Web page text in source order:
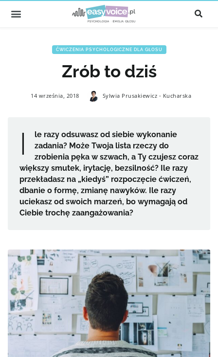
ĆWICZENIA PSYCHOLOGICZNE DLA GŁOSU
Zrób to dziś
14 września, 2018 Sylwia Prusakiewicz - Kucharska
I
le razy odsuwasz od siebie wykonanie
zadania? Może Twoja lista rzeczy do
zrobienia pęka w szwach, a Ty czujesz coraz
większy smutek, irytację, bezsilność? Ile razy
przekładasz na „kiedyś” rozpoczęcie ćwiczeń,
dbanie o formę, zmianę nawyków. Ile razy
uciekasz od swoich marzeń, bo wymagają od
Ciebie trochę zaangażowania?